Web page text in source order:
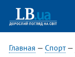
Главная — Спорт—